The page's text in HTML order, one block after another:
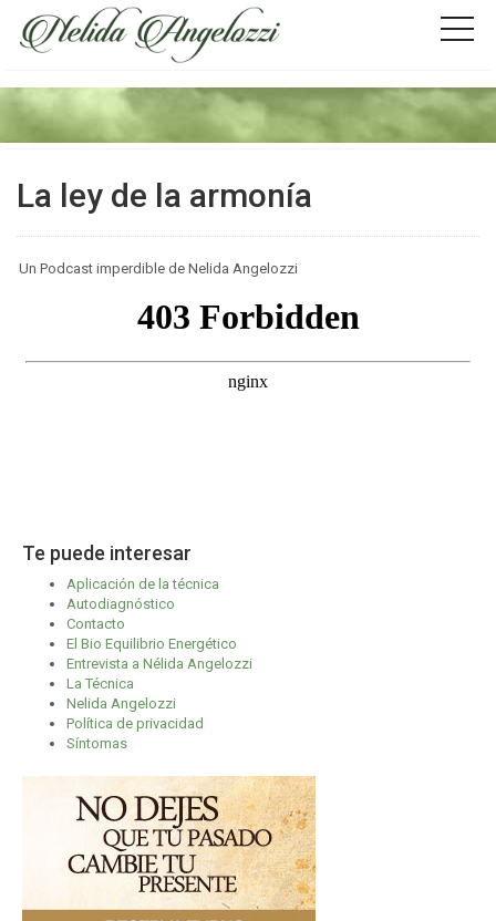
La ley de la armonía
Un Podcast imperdible de Nelida Angelozzi
Te puede interesar
Aplicación de la técnica
Autodiagnóstico
Contacto
El Bio Equilibrio Energético
Entrevista a Nélida Angelozzi
La Técnica
Nelida Angelozzi
Política de privacidad
Síntomas